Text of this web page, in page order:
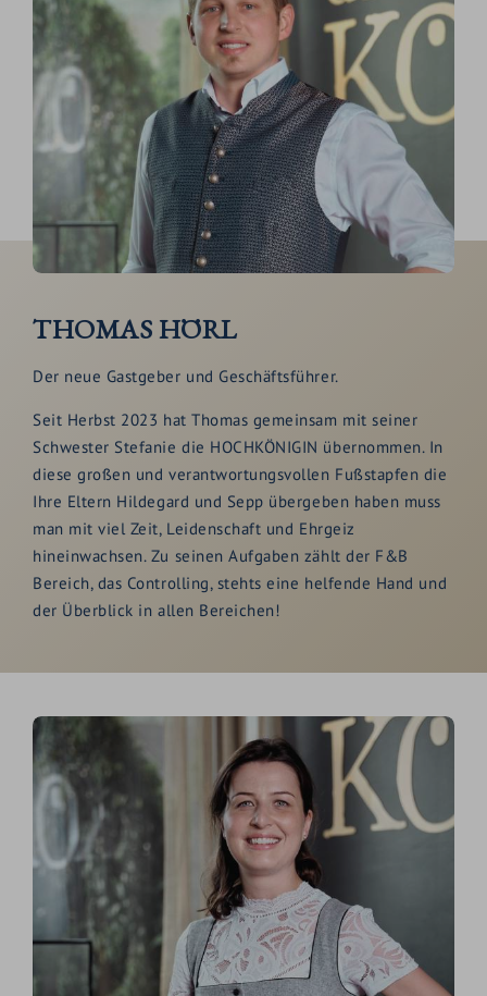
THOMAS HÖRL
Der neue Gastgeber und Geschäftsführer.
Seit Herbst 2023 hat Thomas gemeinsam mit seiner
Schwester Stefanie die HOCHKÖNIGIN übernommen. In
diese großen und verantwortungsvollen Fußstapfen die
Ihre Eltern Hildegard und Sepp übergeben haben muss
man mit viel Zeit, Leidenschaft und Ehrgeiz
hineinwachsen. Zu seinen Aufgaben zählt der F&B
Bereich, das Controlling, stehts eine helfende Hand und
der Überblick in allen Bereichen!